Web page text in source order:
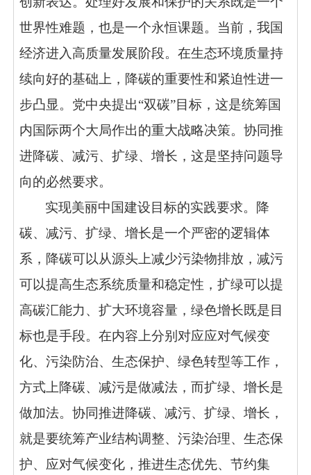
世界性难题，也是一个永恒课题。当前，我国
经济进入高质量发展阶段。在生态环境质量持
续向好的基础上，降碳的重要性和紧迫性进一
步凸显。党中央提出“双碳”目标，这是统筹国
内国际两个大局作出的重大战略决策。协同推
进降碳、减污、扩绿、增长，这是坚持问题导
向的必然要求。
实现美丽中国建设目标的实践要求。降
碳、减污、扩绿、增长是一个严密的逻辑体
系，降碳可以从源头上减少污染物排放，减污
可以提高生态系统质量和稳定性，扩绿可以提
高碳汇能力、扩大环境容量，绿色增长既是目
标也是手段。在内容上分别对应应对气候变
化、污染防治、生态保护、绿色转型等工作，
方式上降碳、减污是做减法，而扩绿、增长是
做加法。协同推进降碳、减污、扩绿、增长，
就是要统筹产业结构调整、污染治理、生态保
护、应对气候变化，推进生态优先、节约集